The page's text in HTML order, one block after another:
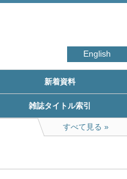
English
新着資料
雑誌タイトル索引
すべて見る